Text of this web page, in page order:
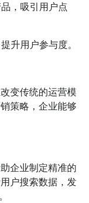
，吸引用户点
升用户参与度。
变传统的运营模
策略，企业能够
企业制定精准的
户搜索数据，发